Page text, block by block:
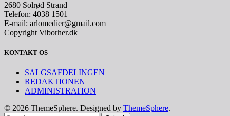
2680 Solrød Strand
Telefon: 4038 1501
E-mail: arlomedier@gmail.com
Copyright Viborher.dk
KONTAKT OS
SALGSAFDELINGEN
REDAKTIONEN
ADMINISTRATION
© 2026 ThemeSphere. Designed by ThemeSphere.